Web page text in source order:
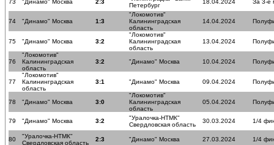
73 "Динамо" Москва 2:3
Петербург
18.04.2024 За 3-е
74 "Динамо" Москва 1:3
"Локомотив"
Калининградская
область
14.04.2024
75 "Динамо" Москва 3:2
"Локомотив"
Калининградская
область
13.04.2024
76
"Локомотив"
Калининградская
область
3:2 "Динамо" Москва 10.04.2024
77
"Локомотив"
Калининградская
область
3:1 "Динамо" Москва 09.04.2024
78 "Динамо" Москва 3:0
"Локомотив"
Калининградская
область
05.04.2024
79 "Динамо" Москва 3:2
"Уралочка-НТМК"
Свердловская область
30.03.2024 1/4
80
"Уралочка-НТМК"
Свердловская область
2:3 "Динамо" Москва 27.03.2024 1/4